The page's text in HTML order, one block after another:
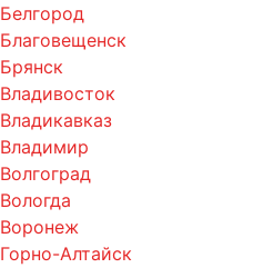
Белгород
Благовещенск
Брянск
Владивосток
Владикавказ
Владимир
Волгоград
Вологда
Воронеж
Горно-Алтайск